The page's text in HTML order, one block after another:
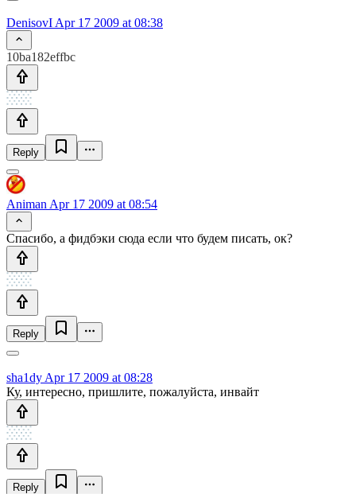
DenisovI Apr 17 2009 at 08:38
10ba182effbc
Reply
Animan Apr 17 2009 at 08:54
Спасибо, а фидбэки сюда если что будем писать, ок?
Reply
sha1dy Apr 17 2009 at 08:28
Ку, интересно, пришлите, пожалуйста, инвайт
Reply